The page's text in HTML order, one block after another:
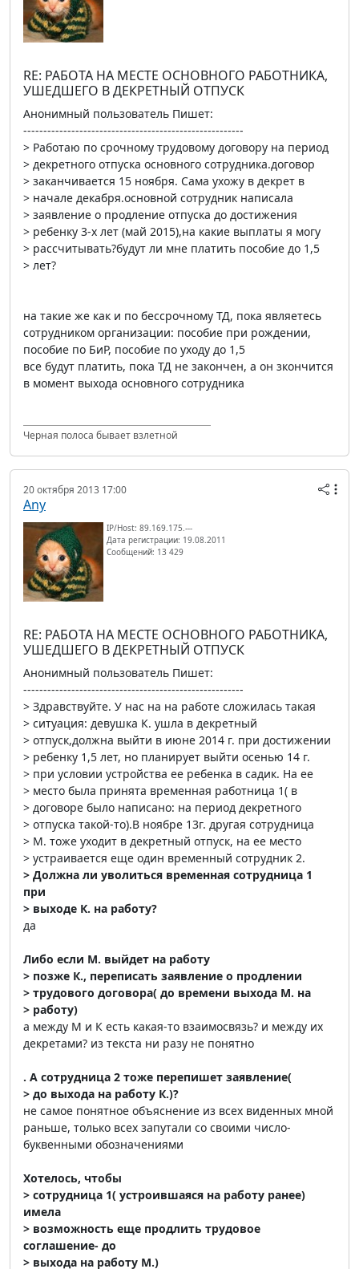
RE: РАБОТА НА МЕСТЕ ОСНОВНОГО РАБОТНИКА,
УШЕДШЕГО В ДЕКРЕТНЫЙ ОТПУСК
Анонимный пользователь Пишет:
-------------------------------------------------------
> Работаю по срочному трудовому договору на период
> декретного отпуска основного сотрудника.договор
> заканчивается 15 ноября. Сама ухожу в декрет в
> начале декабря.основной сотрудник написала
> заявление о продление отпуска до достижения
> ребенку 3-х лет (май 2015),на какие выплаты я могу
> рассчитывать?будут ли мне платить пособие до 1,5
> лет?
на такие же как и по бессрочному ТД, пока являетесь
сотрудником организации: пособие при рождении,
пособие по БиР, пособие по уходу до 1,5
все будут платить, пока ТД не закончен, а он зкончится
в момент выхода основного сотрудника
Черная полоса бывает взлетной
20 октября 2013 17:00
Any
IP/Host: 89.169.175.---
Дата регистрации: 19.08.2011
Сообщений: 13 429
RE: РАБОТА НА МЕСТЕ ОСНОВНОГО РАБОТНИКА,
УШЕДШЕГО В ДЕКРЕТНЫЙ ОТПУСК
Анонимный пользователь Пишет:
-------------------------------------------------------
> Здравствуйте. У нас на на работе сложилась такая
> ситуация: девушка К. ушла в декретный
> отпуск,должна выйти в июне 2014 г. при достижении
> ребенку 1,5 лет, но планирует выйти осенью 14 г.
> при условии устройства ее ребенка в садик. На ее
> место была принята временная работница 1( в
> договоре было написано: на период декретного
> отпуска такой-то).В ноябре 13г. другая сотрудница
> М. тоже уходит в декретный отпуск, на ее место
> устраивается еще один временный сотрудник 2.
> Должна ли уволиться временная сотрудница 1
при
> выходе К. на работу?
да
Либо если М. выйдет на работу
> позже К., переписать заявление о продлении
> трудового договора( до времени выхода М. на
> работу)
а между М и К есть какая-то взаимосвязь? и между их
декретами? из текста ни разу не понятно
. А сотрудница 2 тоже перепишет заявление(
> до выхода на работу К.)?
не самое понятное объяснение из всех виденных мной
раньше, только всех запутали со своими число-
буквенными обозначениями
Хотелось, чтобы
> сотрудница 1( устроившаяся на работу ранее)
имела
> возможность еще продлить трудовое
соглашение- до
> выхода на работу М.)